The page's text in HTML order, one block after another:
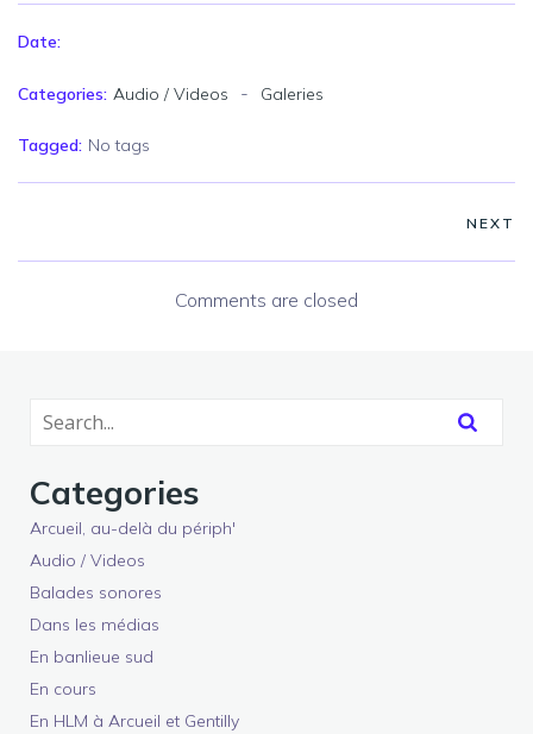
Date:
Categories: Audio / Videos - Galeries
Tagged: No tags
NEXT
Comments are closed
Categories
Arcueil, au-delà du périph'
Audio / Videos
Balades sonores
Dans les médias
En banlieue sud
En cours
En HLM à Arcueil et Gentilly